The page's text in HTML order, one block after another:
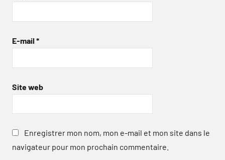
E-mail *
Site web
Enregistrer mon nom, mon e-mail et mon site dans le
navigateur pour mon prochain commentaire.